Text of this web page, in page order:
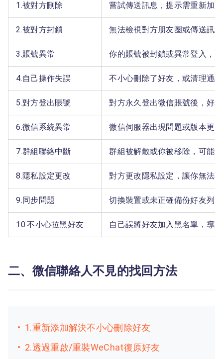
1.被對方刪除 嘗試傳送訊息，提示需重新加
2.被對方封鎖 無法檢視對方朋友圈或傳送訊
3.賬號異常 你的賬號被封鎖或異常登入，
4.自己操作失誤 不小心刪除了好友，或清理通
5.對方登出賬號 對方永久登出微信賬號後，好
6.微信系統異常 微信伺服器出現問題或版本更
7.群組聯絡中斷 群組被解散或你被移除，可能
8.隱私設定更改 對方更改隱私設定，讓你無法
9.同步問題 切換裝置或未正確備份好友列
10.不小心拉黑好友 自己誤將好友加入黑名單，導
二、微信聯絡人不見的找回方法
1.重新添加解決不小心刪除好友
2.透過重啟/重裝WeChat復原好友